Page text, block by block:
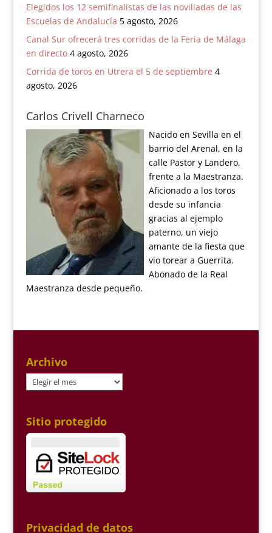
Elegidos los 12 semifinalistas de las novilladas de las
Escuelas de Andalucía 5 agosto, 2026
Canal Sur ofrecerá tres corridas de la Feria de Málaga
en directo 4 agosto, 2026
Corrida de toros en Utrera el 5 de septiembre 4
agosto, 2026
Carlos Crivell Charneco
Nacido en Sevilla en el
barrio del Arenal, en la
calle Pastor y Landero,
frente a la Maestranza.
Aficionado a los toros
desde su infancia
gracias al ejemplo
paterno, un viejo
amante de la fiesta que
vio torear a Guerrita.
Abonado de la Real
Maestranza desde pequeño.
Archivo
Archivo
Sitio protegido
Privacidad de datos